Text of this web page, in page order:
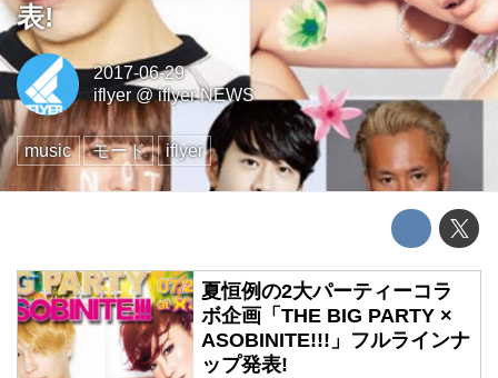
表!
2017-06-29
iflyer@iflyer NEWS
music モード iflyer
夏恒例の2大パーティーコラ
ボ企画「THE BIG PARTY ×
ASOBINITE!!!」フルラインナ
ップ発表!